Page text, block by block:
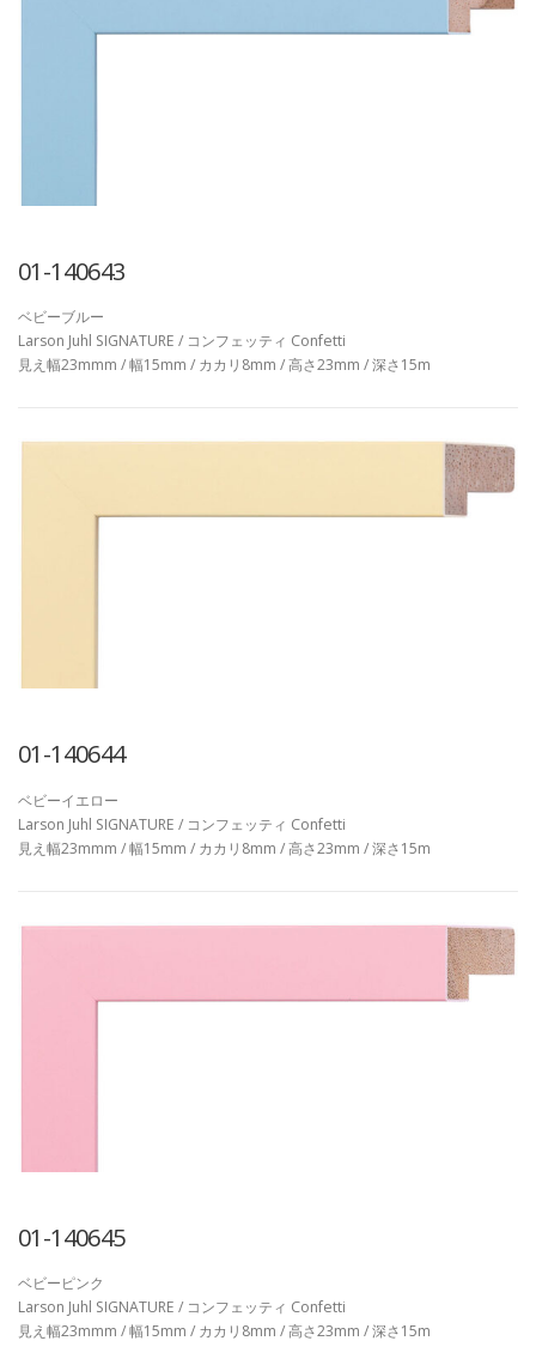
01-140643
ベビーブルー
Larson Juhl SIGNATURE / コンフェッティ Confetti
見え幅23mmm / 幅15mm / カカリ8mm / 高さ23mm / 深さ15m
01-140644
ベビーイエロー
Larson Juhl SIGNATURE / コンフェッティ Confetti
見え幅23mmm / 幅15mm / カカリ8mm / 高さ23mm / 深さ15m
01-140645
ベビーピンク
Larson Juhl SIGNATURE / コンフェッティ Confetti
見え幅23mmm / 幅15mm / カカリ8mm / 高さ23mm / 深さ15m